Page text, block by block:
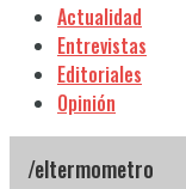
Actualidad
Entrevistas
Editoriales
Opinión